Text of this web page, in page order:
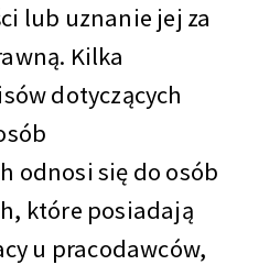
lub uznanie jej za
Kilka
dotyczących
odnosi się do osób
które posiadają
u pracodawców,